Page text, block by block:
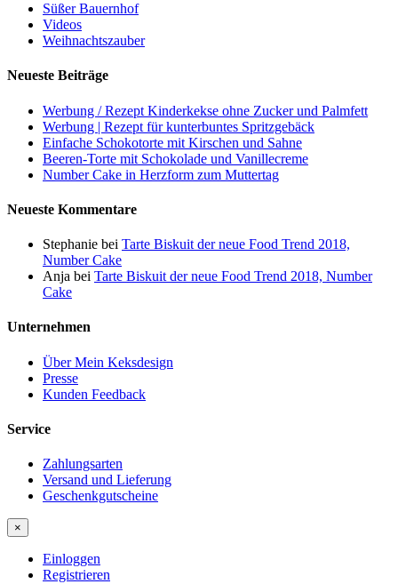
Süßer Bauernhof
Videos
Weihnachtszauber
Neueste Beiträge
Werbung / Rezept Kinderkekse ohne Zucker und Palmfett
Werbung | Rezept für kunterbuntes Spritzgebäck
Einfache Schokotorte mit Kirschen und Sahne
Beeren-Torte mit Schokolade und Vanillecreme
Number Cake in Herzform zum Muttertag
Neueste Kommentare
Stephanie bei Tarte Biskuit der neue Food Trend 2018,
Number Cake
Anja bei Tarte Biskuit der neue Food Trend 2018, Number
Cake
Unternehmen
Über Mein Keksdesign
Presse
Kunden Feedback
Service
Zahlungsarten
Versand und Lieferung
Geschenkgutscheine
×
Einloggen
Registrieren